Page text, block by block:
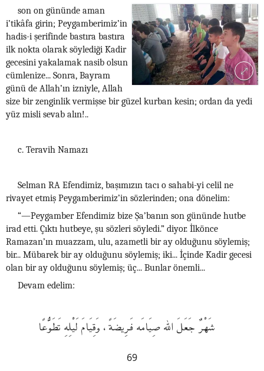
son on gününde aman
i’tikâfa girin; Peygamberimiz’in
hadis-i şerifinde bastıra bastıra
ilk nokta olarak söylediği Kadir
gecesini yakalamak nasib olsun
cümlenize... Sonra, Bayram
günü de Allah’ın izniyle, Allah
size bir zenginlik vermişse bir güzel kurban kesin; ordan da yedi
yüz misli sevab alın!..
c. Teravih Namazı
Selman RA Efendimiz, başımızın tacı o sahabi-yi celil ne
rivayet etmiş Peygamberimiz’in sözlerinden; ona dönelim:
“—Peygamber Efendimiz bize Şa’banın son gününde hutbe
irad etti. Çıktı hutbeye, şu sözleri söyledi.” diyor. İlkönce
Ramazan’ın muazzam, ulu, azametli bir ay olduğunu söylemiş;
bir... Mübarek bir ay olduğunu söylemiş; iki... İçinde Kadir gecesi
olan bir ay olduğunu söylemiş; üç... Bunlar önemli...
Devam edelim:
شَهْرٌ جَعَلَ الله صِيَامَه فَرِيضَةً، وَقِيَامَ لَيْلِهِ تَطَوُّعًا
69